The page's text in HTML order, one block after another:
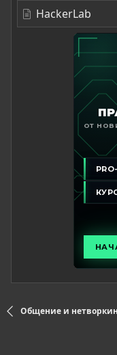
HackerLab
Общение и